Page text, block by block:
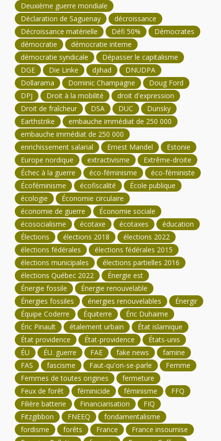
Deuxième guerre mondiale
Déclaration de Saguenay
décroissance
Décroissance matérielle
Défi 50%
Démocrates
démocratie
démocratie interne
démocratie syndicale
Dépasser le capitalisme
DGE
Die Linke djihad
DNUDPA
Dollarama
Dominic Champagne
Doug Ford
DPJ
Droit à la mobilité
droit d'expression
Droit de fraîcheur
DSA DUC
Dunsky
Earthstrike
embauche immédiat de 250 000
embauche immédiat de 250 000
enrichissement salarial
Ernest Mandel
Estonie
Europe nordique
extractivisme
Extrême-droite
Échec à la guerre
éco-féminisme
éco-féministe
Écoféminisme
écofiscalité
École publique
écologie
Économie circulaire
économie de guerre
Économie sociale
écosocialisme
écotaxe écotaxes
éducation
Élections
élections 2018
élections 2022
élections fédérales
élections fédérales 2015
élections municipales
élections partielles 2016
élections Québec 2022
Énergie est
Énergie fossile
Énergie renouvelable
Énergies fossiles
énergies renouvelables
Énergir
Équipe Coderre
Équiterre
Éric Duhaime
Éric Pinault
étalement urbain
État islamique
État providence
État-providence
États-unis
ÉU
ÉU. guerre FAE fake news
famine
FAS
fascisme Faut-qu'on-se-parle
Femme
Femmes de toutes origines
fermeture
Feux de forêt
féminicide féminisme
FFQ
Filière batterie
Financiarisation
FIQ
Fitzgibbon
FNEEQ
fondamentalisme
fordisme
forêts France
France insoumise